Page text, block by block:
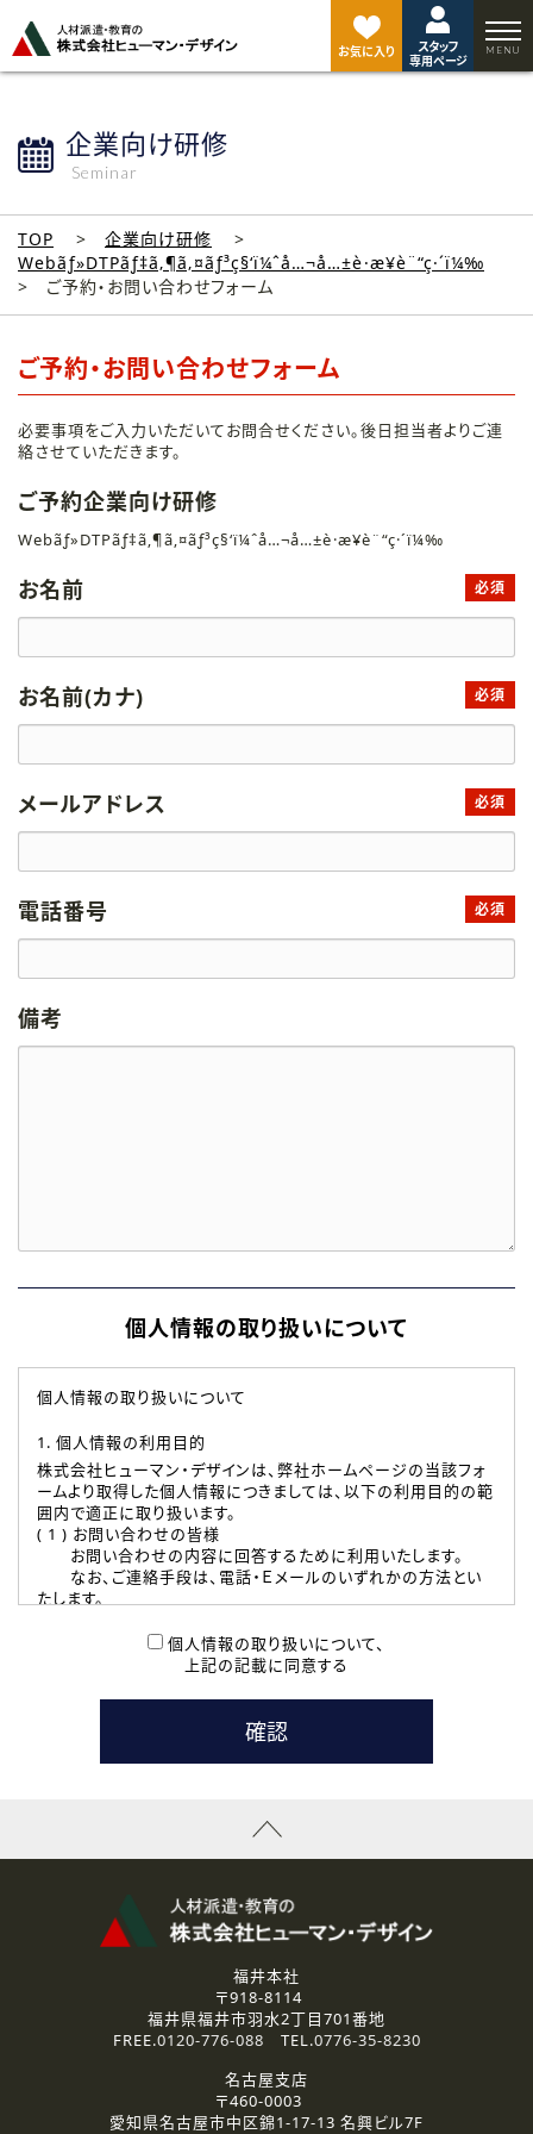
お気に入り
スタッフ
専用ページ
企業向け研修
Seminar
TOP
企業向け研修
Webãƒ»DTPãƒ‡ã‚¶ã‚¤ãƒ³ç§‘ï¼ˆå…¬å…±è·æ¥­è¨“ç·´ï¼‰
ご予約・お問い合わせフォーム
ご予約・お問い合わせフォーム
必要事項をご入力いただいてお問合せください。後日担当者よりご連
絡させていただきます。
ご予約企業向け研修
Webãƒ»DTPãƒ‡ã‚¶ã‚¤ãƒ³ç§‘ï¼ˆå…¬å…±è·æ¥­è¨“ç·´ï¼‰
お名前 必須
お名前(カナ) 必須
メールアドレス 必須
電話番号 必須
備考
個人情報の取り扱いについて
個人情報の取り扱いについて
1. 個人情報の利用目的
株式会社ヒューマン・デザインは、弊社ホームページの当該フォ
ームより取得した個人情報につきましては、以下の利用目的の範
囲内で適正に取り扱います。
( 1 ) お問い合わせの皆様
お問い合わせの内容に回答するために利用いたします。
なお、ご連絡手段は、電話・Ｅメールのいずれかの方法とい
たします。
本登録に関するご連絡および本登録時の参考情報として利
たします。
( 3 ) スタッフ派遣を検討されている企業の皆様
お問い合わせの内容に回答するために利用いたします。
なお、ご連絡手段は、電話・Ｅメールのいずれかの方法とい
資料送付、受講相談に関するご連絡のために利用いたしま
その他、お問い合わせの内容に回答するために利用いたし
なお、ご連絡手段は、電話・Ｅメールのいずれかの方法とい
2.個人情報の第三者提供
ご提供いただいた個人情報は、法令等の規定に従う場合を除き、
3.個人情報の取り扱いの委託
弊社の定める個人情報保護の評価基準を満たした委託先に、個
個人情報の取り扱いについて、
上記の記載に同意する
ジ
ト
福井本社
〒918-8114
福井県福井市羽水2丁目701番地
FREE.0120-776-088 TEL.0776-35-8230
名古屋支店
〒460-0003
愛知県名古屋市中区錦1-17-13 名興ビル7F